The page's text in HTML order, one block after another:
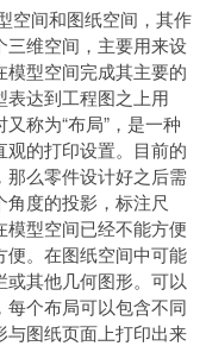
空间和图纸空间，其作
三维空间，主要用来设
型空间完成其主要的
达到工程图之上用
称为“布局”，是一种
的打印设置。目前的
那么零件设计好之后需
度的投影，标注尺
型空间已经不能方便
便。在图纸空间中可能
其他几何图形。可以
个布局可以包含不同
与图纸页面上打印出来